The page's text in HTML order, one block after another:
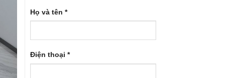
Họ và tên *
Điện thoại *